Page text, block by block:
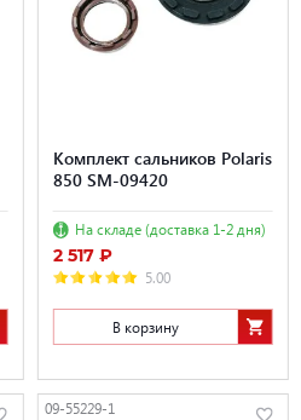
Комплект сальников Polaris
850 SM-09420
На складе (доставка 1-2 дня)
2 517 ₽
5.00
В корзину
09-55229-1